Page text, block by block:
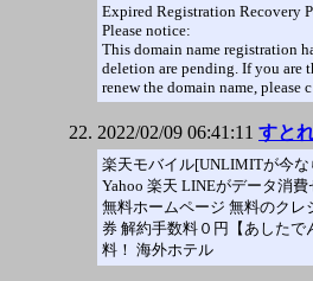
Expired Registration Recovery
Please notice:
This domain name registration
deletion are pending. If you are
renew the domain name, please c
2022/02/09 06:41:11 すと
楽天モバイル[UNLIMITが今な
Yahoo 楽天 LINEがデータ消費
無料ホームページ 無料のクレ
券 解約手数料０円【あしたで
料！ 海外ホテル